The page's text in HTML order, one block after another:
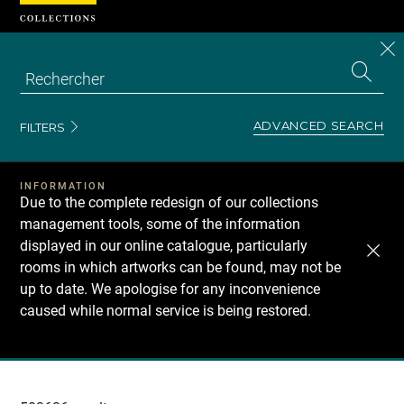
FILTERS ADVANCED SEARCH
INFORMATION
Due to the complete redesign of our collections
management tools, some of the information
displayed in our online catalogue, particularly
rooms in which artworks can be found, may not be
up to date. We apologise for any inconvenience
caused while normal service is being restored.
Recherche
Cookies management panel